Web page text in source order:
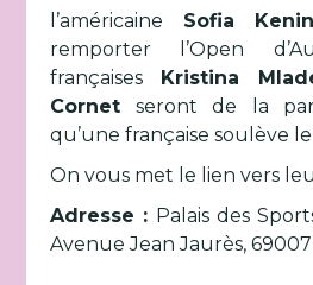
l’américaine Sofia Kenin
remporter l’Open
françaises Kristina
Cornet seront de la
qu’une française soulève
On vous met le lien vers
Adresse : Palais des
Avenue Jean Jaurès,